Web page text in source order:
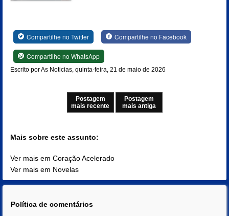
Compartilhe no Twitter Compartilhe no Facebook
Compartilhe no WhatsApp
Escrito por As Noticias, quinta-feira, 21 de maio de 2026
Postagem
mais recente
Postagem
mais antiga
Mais sobre este assunto:
Ver mais em Coração Acelerado
Ver mais em Novelas
Política de comentários